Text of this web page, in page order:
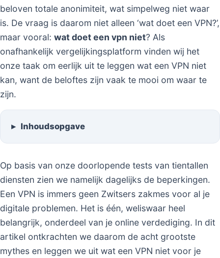
beloven totale anonimiteit, wat simpelweg niet waar
is. De vraag is daarom niet alleen ‘wat doet een VPN?’,
maar vooral: wat doet een vpn niet? Als
onafhankelijk vergelijkingsplatform vinden wij het
onze taak om eerlijk uit te leggen wat een VPN niet
kan, want de beloftes zijn vaak te mooi om waar te
zijn.
Inhoudsopgave
Op basis van onze doorlopende tests van tientallen
diensten zien we namelijk dagelijks de beperkingen.
Een VPN is immers geen Zwitsers zakmes voor al je
digitale problemen. Het is één, weliswaar heel
belangrijk, onderdeel van je online verdediging. In dit
artikel ontkrachten we daarom de acht grootste
mythes en leggen we uit wat een VPN niet voor je